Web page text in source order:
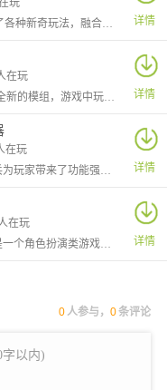
玩
jungojam在开放世界的基础上添加了各种新奇玩法，融合了冒险、动作、探索、社交等等元素，你可以和小伙伴们一起在这里嬉戏打闹，一起种田收获你们的快乐，还可以自定义自己的形象哦！
详情
在玩
我的世界ERROR422重置版是一款全新的模组，游戏中玩家的世界将被一个神秘病毒感染，导致场景、方块、物品和生物都呈现异常状态。
详情
在玩
钢铁之躯2破解版无限金币无限士兵为玩家带来了功能强大的内置作弊菜单，可以让你在玩游戏的同时利用悬浮窗菜单进行游戏数值的修改。
详情
在玩
三国大时代3南蛮入侵单机破解版是一个角色扮演类游戏，三国大时代系列游戏来到了第三代，玩家依旧需要在三国背景的世界中进行冒险。
详情
0 人参与，0条评论